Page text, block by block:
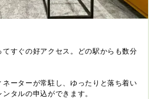
すぐの好アクセス。どの駅からも数分
ーターが常駐し、ゆったりと落ち着い
タルの申込ができます。